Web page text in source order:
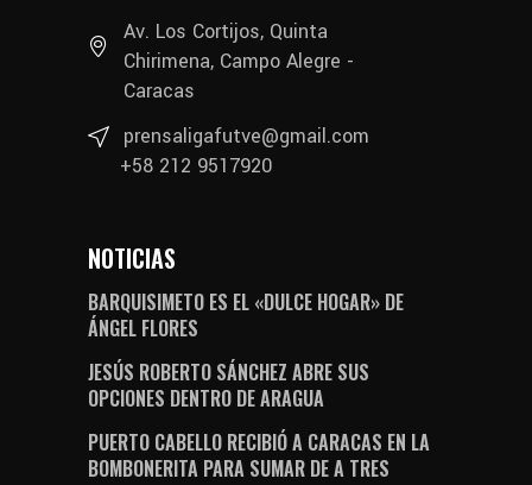
Av. Los Cortijos, Quinta
Chirimena, Campo Alegre -
Caracas
prensaligafutve@gmail.com
+58 212 9517920
NOTICIAS
BARQUISIMETO ES EL «DULCE HOGAR» DE
ÁNGEL FLORES
JESÚS ROBERTO SÁNCHEZ ABRE SUS
OPCIONES DENTRO DE ARAGUA
PUERTO CABELLO RECIBIÓ A CARACAS EN LA
BOMBONERITA PARA SUMAR DE A TRES